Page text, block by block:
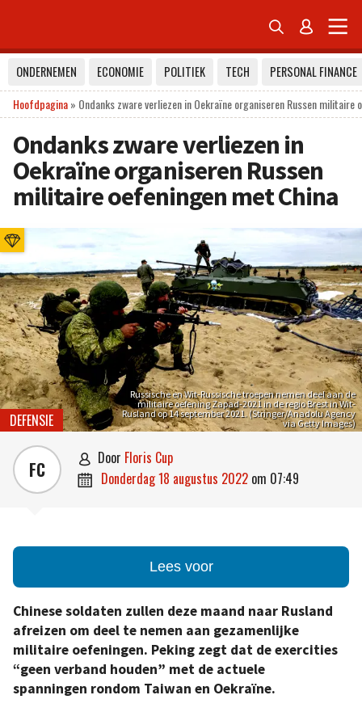
 
ONDERNEMEN ECONOMIE POLITIEK TECH
PERSONAL FINANCE
Hoofdpagina» Ondanks zware verliezen in Oekraïne organiseren Russen militaire
Ondanks zware verliezen in
Oekraïne organiseren Russen
militaire oefeningen met China
Russische en Wit-Russische troepen nemen deel aan de
militaire oefening Zapad-2021 in de regio Brest in Wit-
Rusland op 14 september 2021. (Stringer/Anadolu Agency
via Getty Images)
DEFENSIE
FC  door Floris Cup
 donderdag 18 augustus 2022 om 07:49
Lees voor
Chinese soldaten zullen deze maand naar Rusland
afreizen om deel te nemen aan gezamenlijke
militaire oefeningen. Peking zegt dat de exercities
“geen verband houden” met de actuele
spanningen rondom Taiwan en Oekraïne.